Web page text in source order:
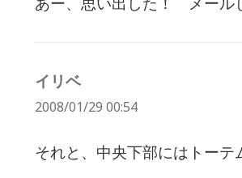
あー、思い出した！ メール
イリベ
り:
2008/01/29 00:54
それと、中央下部にはトー